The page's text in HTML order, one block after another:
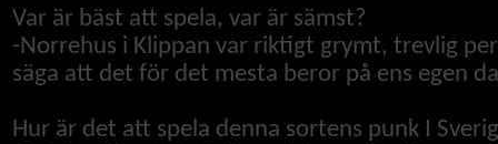
Var är bäst att spela, var är sämst?
-Norrehus i Klippan var riktigt grymt, trevlig
säga att det för det mesta beror på ens egen
Hur är det att spela denna sortens punk I